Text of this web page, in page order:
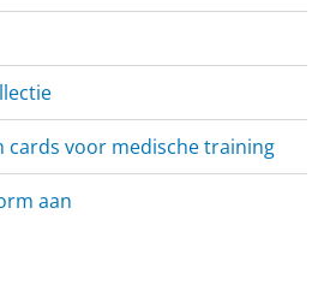
cards voor medische training
aan